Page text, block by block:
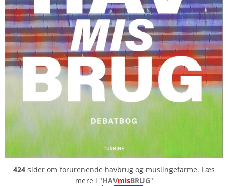
424 sider om forurenende havbrug og muslingefarme. Læs
mere i "HAVmisBRUG"